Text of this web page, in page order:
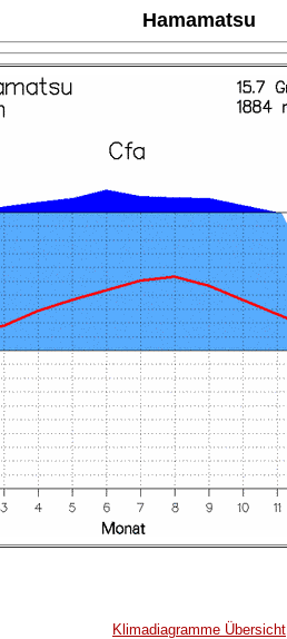
Hamamatsu
Klimadiagramme Übersicht